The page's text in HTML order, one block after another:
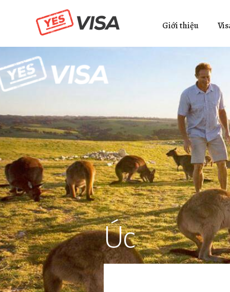
Giới thiệu
Úc